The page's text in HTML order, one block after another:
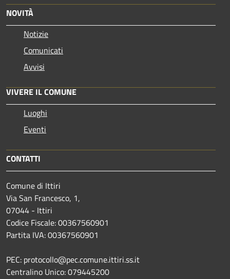
NOVITÀ
Notizie
Comunicati
Avvisi
VIVERE IL COMUNE
Luoghi
Eventi
CONTATTI
Comune di Ittiri
Via San Francesco, 1,
07044 - Ittiri
Codice Fiscale: 00367560901
Partita IVA: 00367560901
PEC: protocollo@pec.comune.ittiri.ss.it
Centralino Unico: 079445200